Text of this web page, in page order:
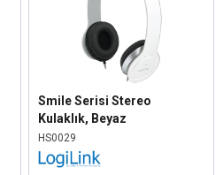
Smile Serisi Stereo
Kulaklık, Beyaz
HS0029